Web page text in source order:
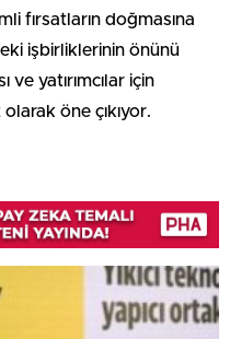
fırsatların doğmasına
işbirliklerinin önünü
ve yatırımcılar için
olarak öne çıkıyor.